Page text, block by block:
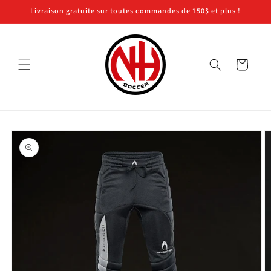
passer
au
Livraison gratuite sur toutes commandes de 150$ et plus !
Panier
Passer aux
informations
produits